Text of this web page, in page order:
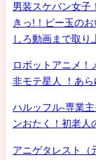
男装スケバン女子
きっ!！ビー玉の
しろ動画まで取り
ロボットアニメ！
非モテ星人 ！あ
ハルッフル-専業
ンおたく！初老人
アニゲタレスト